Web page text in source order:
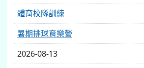
體育校隊訓練
暑期排球育樂營
2026-08-13